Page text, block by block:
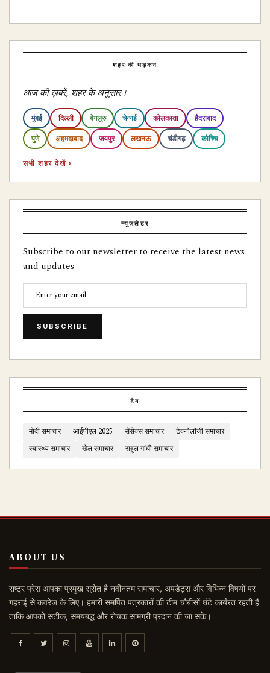
शहर की धड़कन
आज की ख़बरें, शहर के अनुसार।
मुंबई दिल्ली बेंगलुरु चेन्नई कोलकाता हैदराबाद
पुणे अहमदाबाद जयपुर लखनऊ चंडीगढ़ कोच्चि
सभी शहर देखें ›
न्यूज़लेटर
Subscribe to our newsletter to receive the latest news
and updates
SUBSCRIBE
टैग
मोदी समाचार आईपीएल 2025 सेंसेक्स समाचार
टेक्नोलॉजी समाचार
स्वास्थ्य समाचार
खेल समाचार राहुल गांधी समाचार
ABOUT US
राष्ट्र प्रेस आपका प्रमुख स्रोत है नवीनतम समाचार, अपडेट्स और विभिन्न विषयों पर
गहराई से कवरेज के लिए। हमारी समर्पित पत्रकारों की टीम चौबीसों घंटे कार्यरत रहती है
ताकि आपको सटीक, समयबद्ध और रोचक सामग्री प्रदान की जा सके।